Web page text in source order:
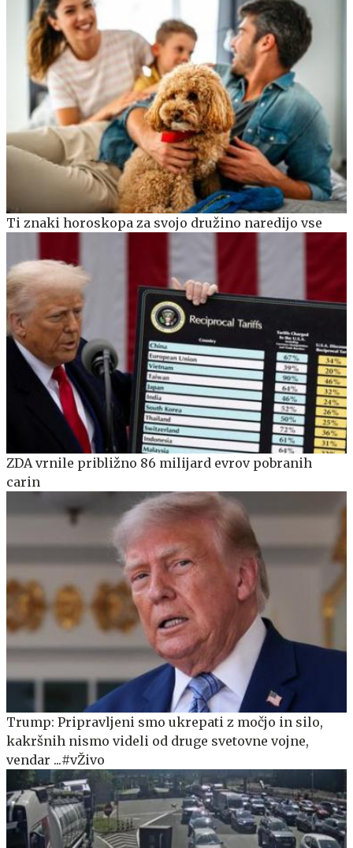
Ti znaki horoskopa za svojo družino naredijo vse
ZDA vrnile približno 86 milijard evrov pobranih
carin
Trump: Pripravljeni smo ukrepati z močjo in silo,
kakršnih nismo videli od druge svetovne vojne,
vendar ...#vŽivo